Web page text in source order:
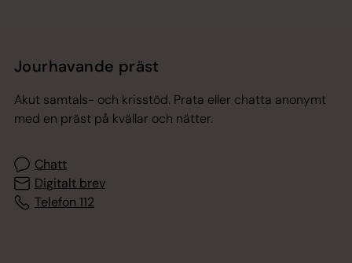
Jourhavande präst
Akut samtals- och krisstöd. Prata eller chatta anonymt
med en präst på kvällar och nätter.
Chatt
Digitalt brev
Telefon 112